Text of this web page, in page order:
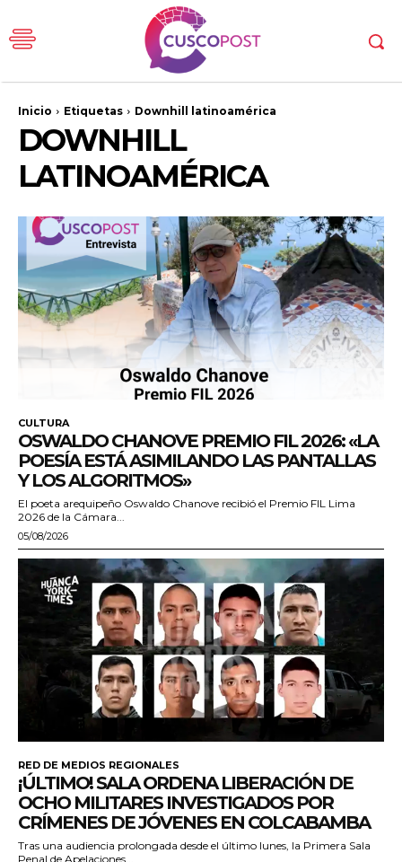
Inicio Etiquetas Downhill latinoamérica
DOWNHILL
LATINOAMÉRICA
CULTURA
OSWALDO CHANOVE PREMIO FIL 2026: «LA
POESÍA ESTÁ ASIMILANDO LAS PANTALLAS
Y LOS ALGORITMOS»
El poeta arequipeño Oswaldo Chanove recibió el Premio FIL Lima
2026 de la Cámara...
05/08/2026
RED DE MEDIOS REGIONALES
¡ÚLTIMO! SALA ORDENA LIBERACIÓN DE
OCHO MILITARES INVESTIGADOS POR
CRÍMENES DE JÓVENES EN COLCABAMBA
Tras una audiencia prolongada desde el último lunes, la Primera Sala
Penal de Apelaciones...